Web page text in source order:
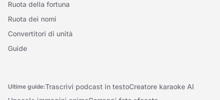
Ruota della fortuna
Ruota dei nomi
Convertitori di unità
Guide
Ultime guide:Trascrivi podcast in testoCreatore karaoke AI